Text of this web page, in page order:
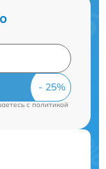
cполитикой